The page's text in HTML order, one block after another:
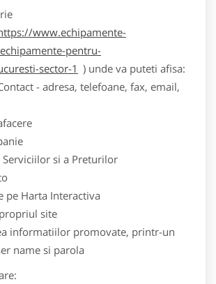
www.echipamente-
pentru-
sector-1 ) unde va puteti afisa:
- adresa, telefoane, fax, email,
Serviciilor si a Preturilor
pe Harta Interactiva
site
informatiilor promovate, printr-un
name si parola